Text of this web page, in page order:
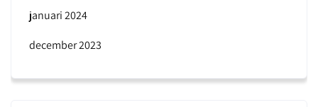
januari 2024
december 2023